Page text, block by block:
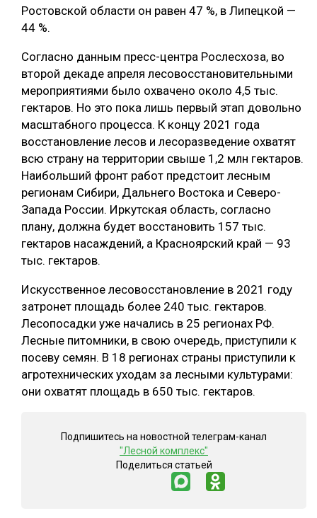
Ростовской области он равен 47 %, в Липецкой —
44 %.
Согласно данным пресс-центра Рослесхоза, во
второй декаде апреля лесовосстановительными
мероприятиями было охвачено около 4,5 тыс.
гектаров. Но это пока лишь первый этап довольно
масштабного процесса. К концу 2021 года
восстановление лесов и лесоразведение охватят
всю страну на территории свыше 1,2 млн гектаров.
Наибольший фронт работ предстоит лесным
регионам Сибири, Дальнего Востока и Северо-
Запада России. Иркутская область, согласно
плану, должна будет восстановить 157 тыс.
гектаров насаждений, а Красноярский край — 93
тыс. гектаров.
Искусственное лесовосстановление в 2021 году
затронет площадь более 240 тыс. гектаров.
Лесопосадки уже начались в 25 регионах РФ.
Лесные питомники, в свою очередь, приступили к
посеву семян. В 18 регионах страны приступили к
агротехнических уходам за лесными культурами:
они охватят площадь в 650 тыс. гектаров.
Подпишитесь на новостной телеграм-канал
"Лесной комплекс"
Поделиться статьей